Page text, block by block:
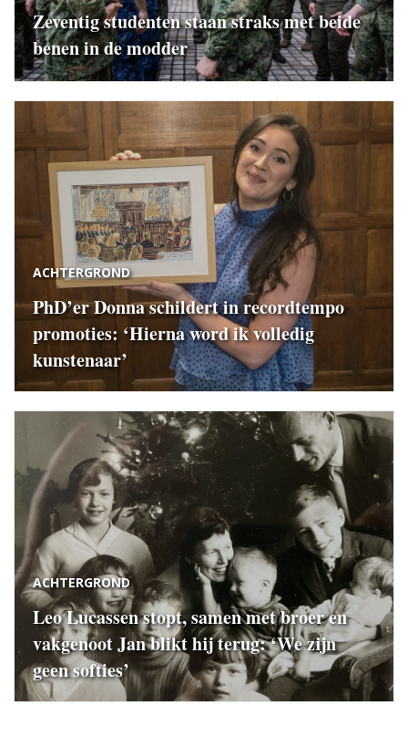
Zeventig studenten staan straks met beide
benen in de modder
ACHTERGROND
PhD’er Donna schildert in recordtempo
promoties: ‘Hierna word ik volledig
kunstenaar’
ACHTERGROND
Leo Lucassen stopt, samen met broer en
vakgenoot Jan blikt hij terug: ‘We zijn
geen softies’